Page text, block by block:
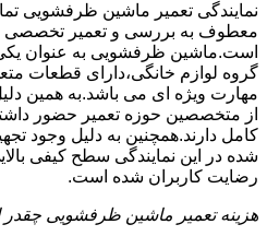
نمایندگی تعمیر ماشین ظرفشویی
معطوف به بررسی و تعمیر تخصصی
است.ماشین ظرفشویی به عنوان
گروه لوازم خانگی،دارای قطعات
مهارت ویژه ای می باشد.به همین
از متخصصین حوزه تعمیر حضور
کامل دارند.همچنین به دلیل وجود
شده در این نمایندگی سطح کیفی
رضایت کاربران شده است.
هزینه تعمیر ماشین ظرفشویی